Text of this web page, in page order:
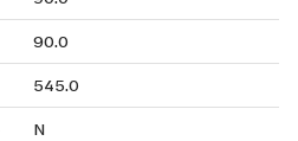
90.0
545.0
N